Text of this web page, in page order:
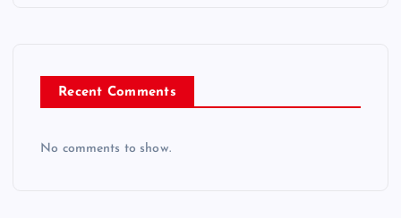
Recent Comments
No comments to show.